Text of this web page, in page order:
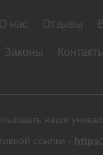
О нас Отзывы
Законы
наши
ссылки -